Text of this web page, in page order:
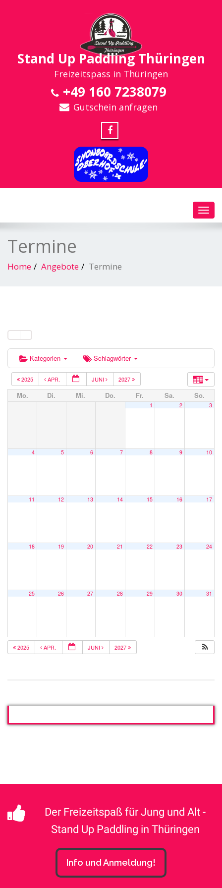
Stand Up Paddling Thüringen
Freizeitspass in Thüringen
+49 160 7238079
Gutschein anfragen
Termine
Home Angebote Termine
Kategorien Schlagwörter
2025 APR. JUNI 2027
Mo. Di. Mi. Do. Fr. Sa. So.
1 2 3
4 5 6 7 8 9 10
11 12 13 14 15 16 17
18 19 20 21 22 23 24
25 26 27 28 29 30 31
2025 APR. JUNI 2027
Der Freizeitspaß für Jung und Alt -
Stand Up Paddling in Thüringen
Info und Anmeldung!